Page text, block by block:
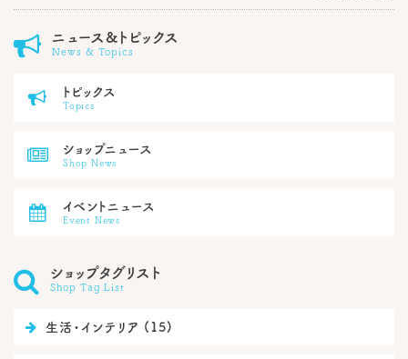
 ニュース&トピックス
News & Topics
 トピックス
Topics
 ショップニュース
Shop News
 イベントニュース
Event News
 ショップタグリスト
Shop Tag List
 生活・インテリア (15)